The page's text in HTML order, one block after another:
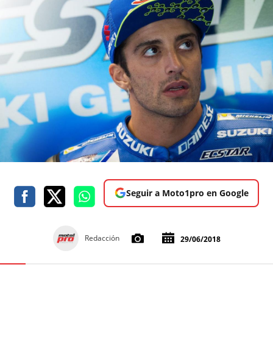
Seguir a Moto1pro en Google
Redacción 29/06/2018